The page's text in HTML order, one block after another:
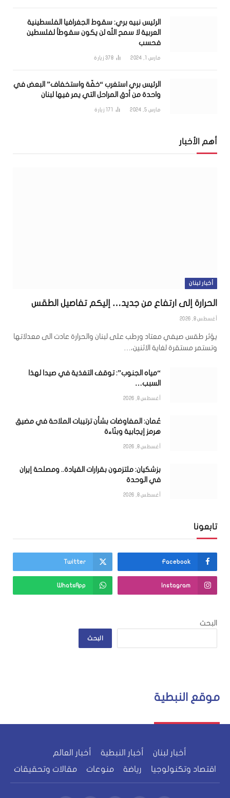
الرئيس نبيه بري: سقوط الجغرافيا الفلسطينية
العربية لا سمح الله لن يكون سقوطاً لفلسطين
فحسب
مارس 1, 2024 378 زيارة
الرئيس بري استغرب “خفّة واستخفاف” البعض في
واحدة من أدق المراحل التي يمر فيها لبنان
مارس 5, 2024 171 زيارة
أهم الأخبار
أخبار لبنان
الحرارة إلى ارتفاع من جديد… إليكم تفاصيل الطقس
أغسطس 8, 2026
يؤثر طقس صيفي معتاد ورطب على لبنان والحرارة عادت الى معدلاتها
وتستمر مستقرة لغاية الاثنين،…
“مياه الجنوب”: توقف التغذية في صيدا لهذا
السبب…
أغسطس 8, 2026
عُمان: المفاوضات بشأن ترتيبات الملاحة في مضيق
هرمز إيجابية وبنّاءة
أغسطس 8, 2026
بزشكيان: ملتزمون بقرارات القيادة.. ومصلحة إيران
في الوحدة
أغسطس 8, 2026
تابعونا
Facebook
Twitter
Instagram
WhatsApp
البحث
البحث
موقع النبطية
أخبار لبنان أخبار النبطية
أخبار العالم
اقتصاد وتكنولوجيا
رياضة منوعات مقالات وتحقيقات